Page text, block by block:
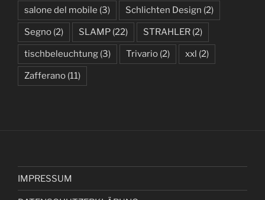
salone del mobile (3) Schlichten Design (2)
Segno (2) SLAMP (22) STRAHLER (2)
tischbeleuchtung (3) Trivario (2) xxl (2)
Zafferano (11)
IMPRESSUM